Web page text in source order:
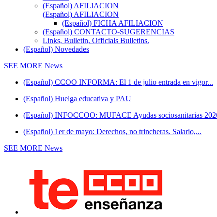
(Español) AFILIACION
(Español) AFILIACION
(Español) FICHA AFILIACION
(Español) CONTACTO-SUGERENCIAS
Links, Bulletin, Officials Bulletins.
(Español) Novedades
SEE MORE News
(Español) CCOO INFORMA: El 1 de julio entrada en vigor...
(Español) Huelga educativa y PAU
(Español) INFOCCOO: MUFACE Ayudas sociosanitarias
(Español) 1er de mayo: Derechos, no trincheras. Salario,...
SEE MORE News